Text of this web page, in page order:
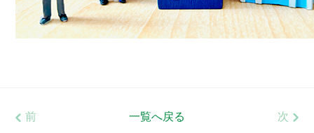
前 一覧へ戻る 次